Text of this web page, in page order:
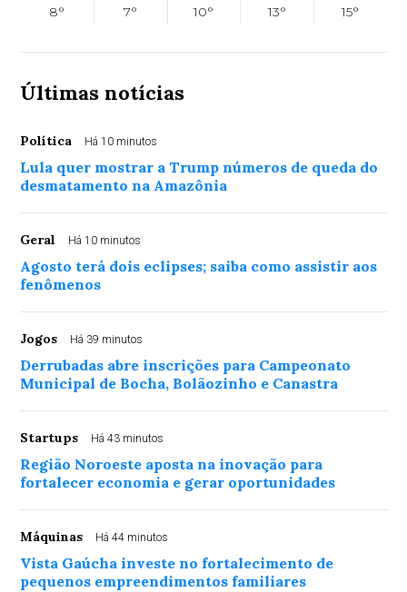
8° 7° 10° 13° 15°
Últimas notícias
Política Há 10 minutos
Lula quer mostrar a Trump números de queda do
desmatamento na Amazônia
Geral Há 10 minutos
Agosto terá dois eclipses; saiba como assistir aos
fenômenos
Jogos Há 39 minutos
Derrubadas abre inscrições para Campeonato
Municipal de Bocha, Bolãozinho e Canastra
Startups Há 43 minutos
Região Noroeste aposta na inovação para
fortalecer economia e gerar oportunidades
Máquinas Há 44 minutos
Vista Gaúcha investe no fortalecimento de
pequenos empreendimentos familiares